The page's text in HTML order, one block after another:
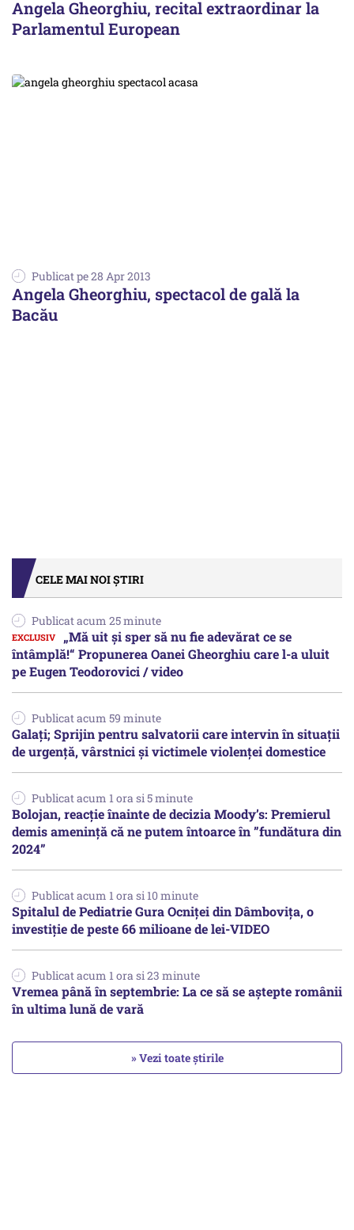
Angela Gheorghiu, recital extraordinar la
Parlamentul European
Publicat pe 28 Apr 2013
Angela Gheorghiu, spectacol de gală la
Bacău
CELE MAI NOI ȘTIRI
Publicat acum 25 minute
„Mă uit și sper să nu fie adevărat ce se
întâmplă!“ Propunerea Oanei Gheorghiu care l-a uluit
pe Eugen Teodorovici / video
Publicat acum 59 minute
Galați; Sprijin pentru salvatorii care intervin în situații
de urgență, vârstnici și victimele violenței domestice
Publicat acum 1 ora si 5 minute
Bolojan, reacție înainte de decizia Moody’s: Premierul
demis amenință că ne putem întoarce în ”fundătura din
2024”
Publicat acum 1 ora si 10 minute
Spitalul de Pediatrie Gura Ocniței din Dâmbovița, o
investiție de peste 66 milioane de lei-VIDEO
Publicat acum 1 ora si 23 minute
Vremea până în septembrie: La ce să se aștepte românii
în ultima lună de vară
» Vezi toate știrile